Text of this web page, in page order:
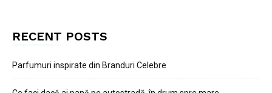
RECENT POSTS
Parfumuri inspirate din Branduri Celebre